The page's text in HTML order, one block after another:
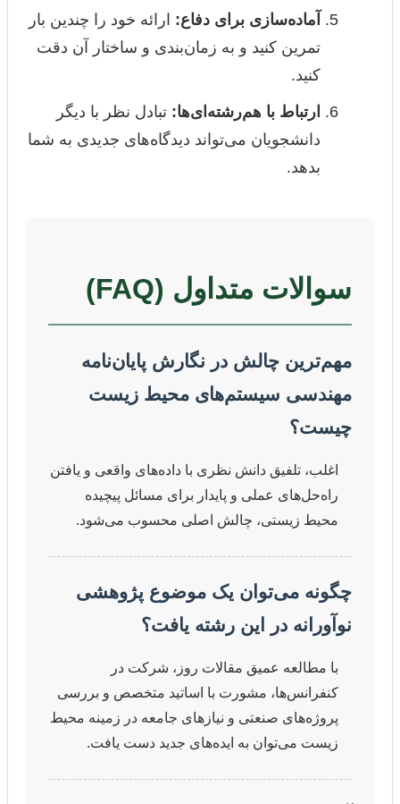
آماده‌سازی برای دفاع: ارائه خود را چندین بار
تمرین کنید و به زمان‌بندی و ساختار آن دقت
کنید.
ارتباط با هم‌رشته‌ای‌ها: تبادل نظر با دیگر
دانشجویان می‌تواند دیدگاه‌های جدیدی به شما
بدهد.
سوالات متداول (FAQ)
مهم‌ترین چالش در نگارش پایان‌نامه
مهندسی سیستم‌های محیط زیست
چیست؟
اغلب، تلفیق دانش نظری با داده‌های واقعی و یافتن
راه‌حل‌های عملی و پایدار برای مسائل پیچیده
محیط زیستی، چالش اصلی محسوب می‌شود.
چگونه می‌توان یک موضوع پژوهشی
نوآورانه در این رشته یافت؟
با مطالعه عمیق مقالات روز، شرکت در
کنفرانس‌ها، مشورت با اساتید متخصص و بررسی
پروژه‌های صنعتی و نیازهای جامعه در زمینه محیط
زیست می‌توان به ایده‌های جدید دست یافت.